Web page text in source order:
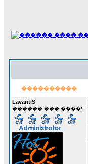
����������
LavantiS
������ ��� ����!